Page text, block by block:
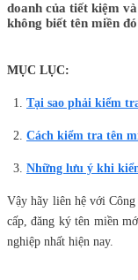
doanh của tiết kiệm
không biết tên miền
MỤC LỤC:
Tại sao phải kiểm
Cách kiểm tra tên
Những lưu ý khi
Vậy hãy liên hệ với
cấp, đăng ký tên miền
nghiệp nhất hiện nay.